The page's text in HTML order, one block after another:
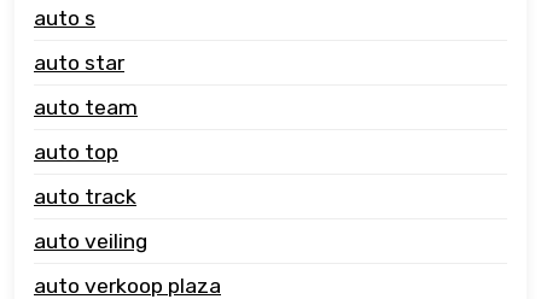
auto s
auto star
auto team
auto top
auto track
auto veiling
auto verkoop plaza